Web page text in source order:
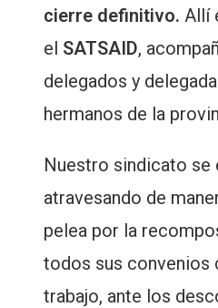
cierre definitivo. Allí
el SATSAID,
delegados y
hermanos de la
Nuestro sindicato se
atravesando de
pelea por la
todos sus convenios
trabajo, ante los